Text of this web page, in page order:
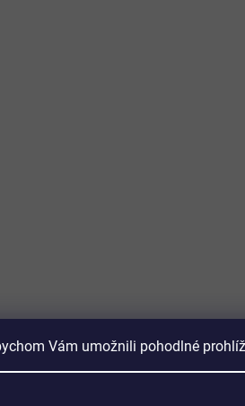
Vám umožnili pohodlné